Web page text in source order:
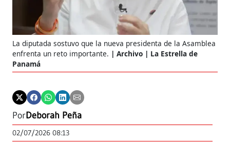
La diputada sostuvo que la nueva presidenta de la Asamblea
enfrenta un reto importante.
Archivo | La Estrella de
Panamá
PorDeborah Peña
02/07/2026 08:13